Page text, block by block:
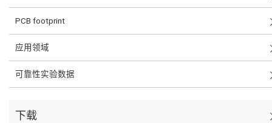
PCB footprint
应用领域
可靠性实验数据
下载